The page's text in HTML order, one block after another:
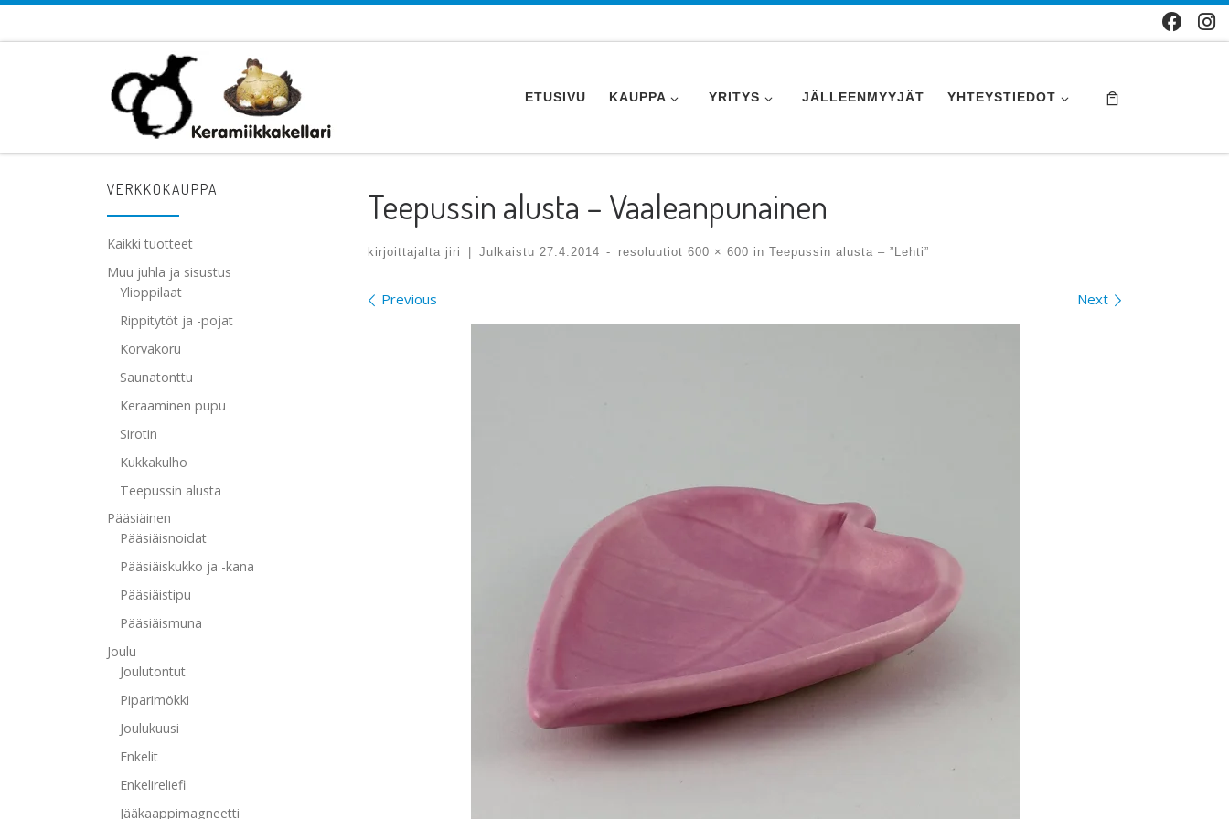
ETUSIVU KAUPPA YRITYS JÄLLEENMYYJÄT YHTEYSTIEDOT
Teepussin alusta – Vaaleanpunainen
kirjoittajalta jiri Julkaistu 27.4.2014 - resoluutiot 600 × 600 in Teepussin alusta – ”Lehti”
Images navigation
Previous Next
VERKKOKAUPPA
Kaikki tuotteet
Muu juhla ja sisustus
Ylioppilaat
Rippitytöt ja -pojat
Korvakoru
Saunatonttu
Keraaminen pupu
Sirotin
Kukkakulho
Teepussin alusta
Pääsiäinen
Pääsiäisnoidat
Pääsiäiskukko ja -kana
Pääsiäistipu
Pääsiäismuna
Joulu
Joulutontut
Piparimökki
Joulukuusi
Enkelit
Enkelireliefi
Jääkaappimagneetti